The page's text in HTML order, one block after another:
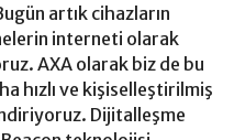
artık cihazların
interneti olarak
AXA olarak biz de bu
hızlı ve kişiselleştirilmiş
Dijitalleşme